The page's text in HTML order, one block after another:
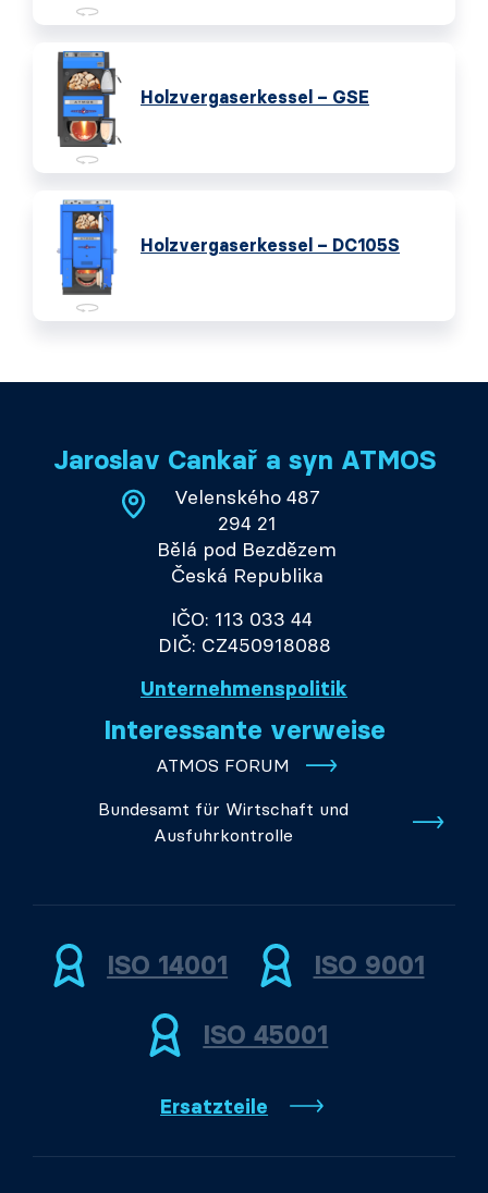
Holzvergaserkessel – GSE
Holzvergaserkessel – DC105S
Jaroslav Cankař a syn ATMOS
Velenského 487
294 21
Bělá pod Bezdězem
Česká Republika
IČO: 113 033 44
DIČ: CZ450918088
Unternehmenspolitik
Interessante verweise
ATMOS FORUM
Bundesamt für Wirtschaft und
Ausfuhrkontrolle
ISO 14001 ISO 9001
ISO 45001
Ersatzteile